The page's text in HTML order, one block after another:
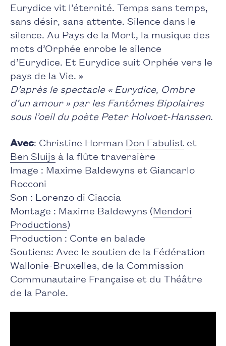
Eurydice vit l’éternité. Temps sans temps,
sans désir, sans attente. Silence dans le
silence. Au Pays de la Mort, la musique des
mots d’Orphée enrobe le silence
d’Eurydice. Et Eurydice suit Orphée vers le
pays de la Vie. »
D’après le spectacle « Eurydice, Ombre
d’un amour » par les Fantômes Bipolaires
sous l’oeil du poète Peter Holvoet-Hanssen.
Avec: Christine Horman Don Fabulist et
Ben Sluijs à la flûte traversière
Image : Maxime Baldewyns et Giancarlo
Rocconi
Son : Lorenzo di Ciaccia
Montage : Maxime Baldewyns (Mendori
Productions)
Production : Conte en balade
Soutiens: Avec le soutien de la Fédération
Wallonie-Bruxelles, de la Commission
Communautaire Française et du Théâtre
de la Parole.